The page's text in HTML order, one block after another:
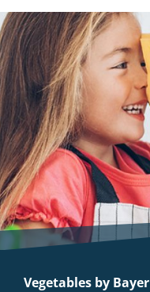
Vegetables by Bayer